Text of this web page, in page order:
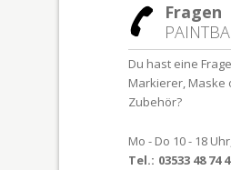
Fragen
Du hast eine
Markierer, Maske
Zubehör?
Mo - Do 10 - 18
Tel.: 03533 48 74